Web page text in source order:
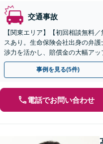
交通事故
【関東エリア】【初回相談無料
スあり。生命保険会社出身の弁
渉力を活かし、賠償金の大幅ア
します【弁護士費用特約】【
事例を見る(5件)
電話でお問い合わせ